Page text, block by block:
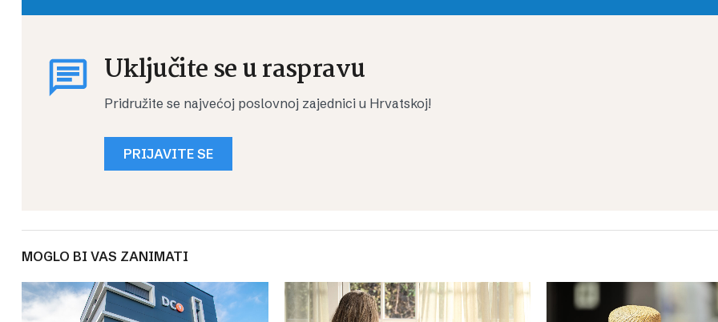
Uključite se u raspravu
Pridružite se najvećoj poslovnoj zajednici u Hrvatskoj!
PRIJAVITE SE
MOGLO BI VAS ZANIMATI